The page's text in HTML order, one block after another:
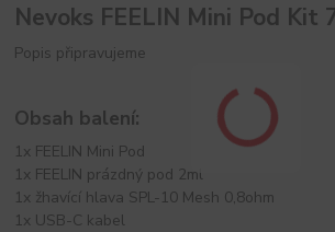
Nevoks FEELIN Mini Pod Kit
Popis připravujeme
Obsah balení:
1x FEELIN Mini Pod
1x FEELIN prázdný pod 2ml
1x žhavící hlava SPL-10 Mesh 0,8ohm
1x USB-C kabel